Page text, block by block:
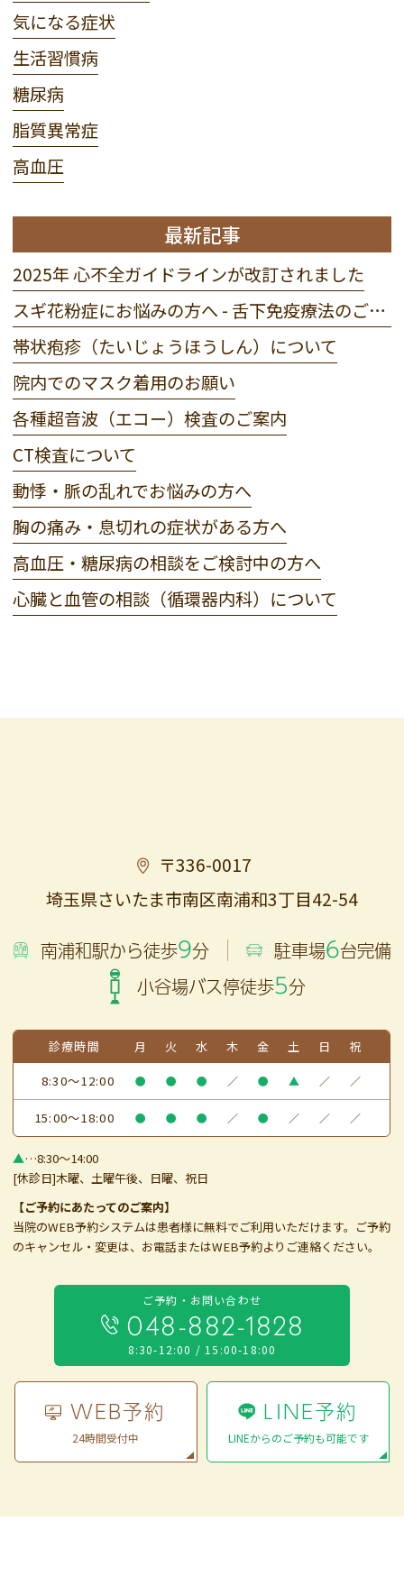
気になる症状
生活習慣病
糖尿病
脂質異常症
高血圧
最新記事
2025年 心不全ガイドラインが改訂されました
スギ花粉症にお悩みの方へ - 舌下免疫療法のご案内
帯状疱疹（たいじょうほうしん）について
院内でのマスク着用のお願い
各種超音波（エコー）検査のご案内
CT検査について
動悸・脈の乱れでお悩みの方へ
胸の痛み・息切れの症状がある方へ
高血圧・糖尿病の相談をご検討中の方へ
心臓と血管の相談（循環器内科）について
〒336-0017
埼玉県さいたま市南区南浦和3丁目42-54
南浦和駅から徒歩9分 駐車場6台完備
小谷場バス停徒歩5分
診療時間 月 火 水 木 金 土 日
祝
8:30～12:00
● ● ● ／ ● ▲ ／ ／
15:00～18:00 ● ● ● ／ ● ／ ／ ／
▲…8:30～14:00
[休診日]木曜、土曜午後、日曜、祝日
【ご予約にあたってのご案内】
当院のWEB予約システムは患者様に無料でご利用いただけます。ご予約
のキャンセル・変更は、お電話またはWEB予約よりご連絡ください。
ご予約・お問い合わせ
048-882-1828
8:30-12:00 / 15:00-18:00
WEB予約
24時間受付中
LINE予約
LINEからのご予約も可能です